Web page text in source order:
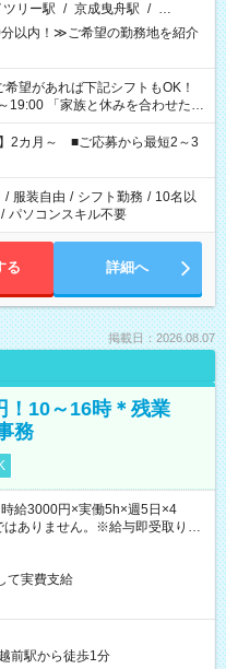
ツリー駅 / 京成曳舟駅 / …
以内！≫ご希望の勤務地を紹介
を合わせた
がしたい」 「できれば残業はし
いね。 ※Wワーク希望
る勤務時間と、もう1つのお仕事
超える場合は応募できません。
】2カ月～ ■ご応募から最短2～3
/ 服装自由 / シフト勤務 / 10名以
/ パソコンスキル不要
る 詳細へ
掲載日：2026.08.07
！10～16時＊残業
務
給3000円×実働5h×週5日×4
ありません。※給与即受取りサ
て実費支給
前駅から徒歩1分